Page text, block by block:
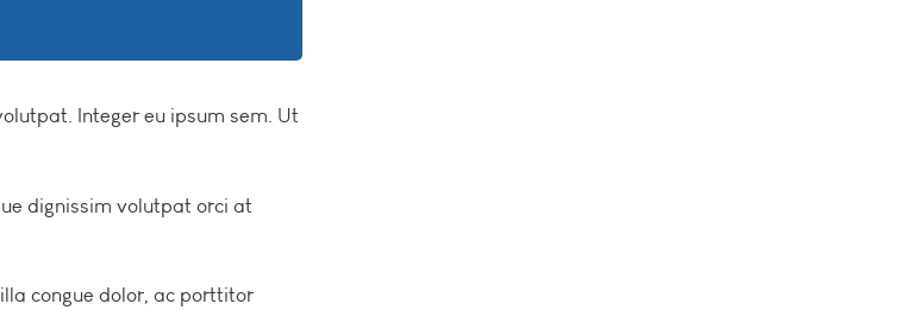
Integer eu ipsum sem. Ut
dignissim volutpat orci at
congue dolor, ac porttitor